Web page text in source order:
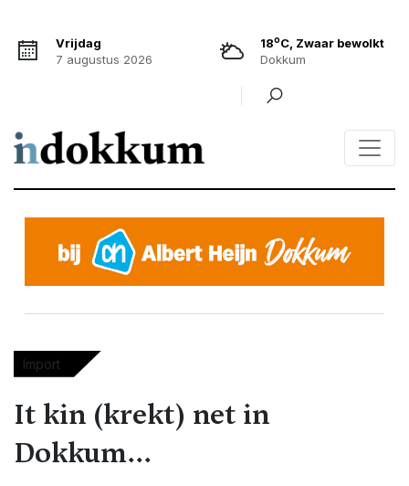
Vrijdag
7 augustus 2026
18oC, Zwaar bewolkt
Dokkum
Import
It kin (krekt) net in
Dokkum...